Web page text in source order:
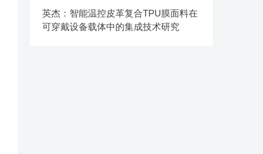
英杰：智能温控皮革复合TPU膜面料在
可穿戴设备载体中的集成技术研究